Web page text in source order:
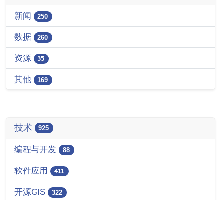
新闻 250
数据 260
资源 35
其他 169
技术 925
编程与开发 88
软件应用 411
开源GIS 322